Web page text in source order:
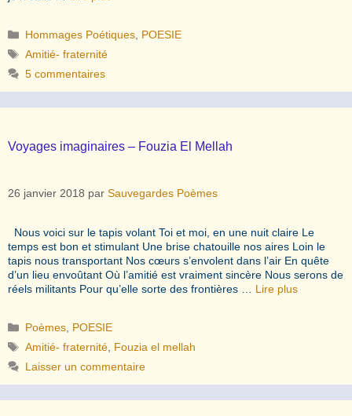
Catégories
Hommages Poétiques POESIE
Étiquettes
Amitié- fraternité
5 commentaires
Voyages imaginaires – Fouzia El Mellah
26 janvier 2018 par Sauvegardes Poèmes
Nous voici sur le tapis volant Toi et moi, en une nuit claire Le
temps est bon et stimulant Une brise chatouille nos aires Loin le
tapis nous transportant Nos cœurs s’envolent dans l’air En quête
d’un lieu envoûtant Où l’amitié est vraiment sincère Nous serons de
réels militants Pour qu’elle sorte des frontières … Lire plus
Catégories
Poèmes POESIE
Étiquettes
Amitié- fraternité Fouzia el mellah
Laisser un commentaire